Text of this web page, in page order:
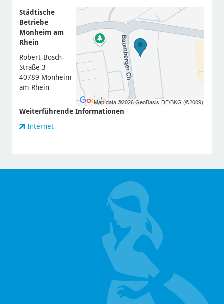
Städtische
Betriebe
Monheim am
Rhein
Robert-Bosch-
Straße 3
40789 Monheim
am Rhein
Weiterführende Informationen
Internet